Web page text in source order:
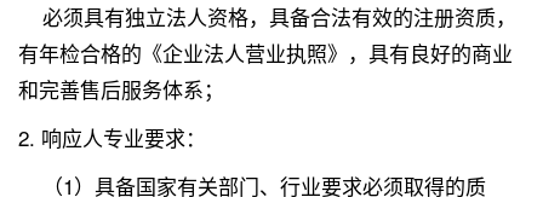
必须具有独立法人资格，具备合法有效的注册资质，
有年检合格的《企业法人营业执照》，具有良好的商业
和完善售后服务体系；
2. 响应人专业要求：
（1）具备国家有关部门、行业要求必须取得的质